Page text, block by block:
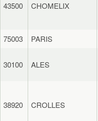
43500 CHOMELIX
75003 PARIS
30100 ALES
38920 CROLLES